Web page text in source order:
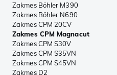
Zakmes Böhler M390
Zakmes Böhler N690
Zakmes CPM 20CV
Zakmes CPM Magnacut
Zakmes CPM S30V
Zakmes CPM S35VN
Zakmes CPM S45VN
Zakmes D2